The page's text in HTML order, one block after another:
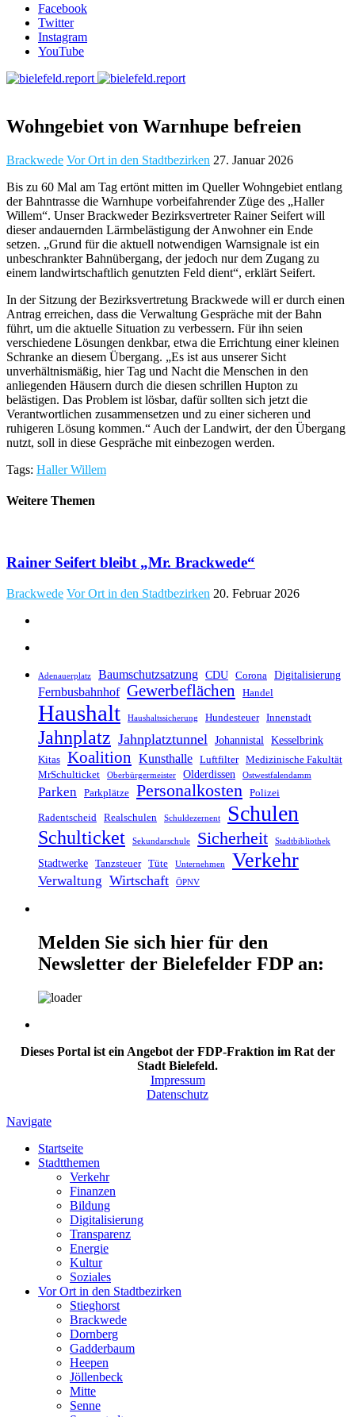
Facebook
Twitter
Instagram
YouTube
Wohngebiet von Warnhupe befreien
Brackwede Vor Ort in den Stadtbezirken 27. Januar 2026
Bis zu 60 Mal am Tag ertönt mitten im Queller Wohngebiet entlang
der Bahntrasse die Warnhupe vorbeifahrender Züge des „Haller
Willem“. Unser Brackweder Bezirksvertreter Rainer Seifert will
dieser andauernden Lärmbelästigung der Anwohner ein Ende
setzen. „Grund für die aktuell notwendigen Warnsignale ist ein
unbeschrankter Bahnübergang, der jedoch nur dem Zugang zu
einem landwirtschaftlich genutzten Feld dient“, erklärt Seifert.
In der Sitzung der Bezirksvertretung Brackwede will er durch einen
Antrag erreichen, dass die Verwaltung Gespräche mit der Bahn
führt, um die aktuelle Situation zu verbessern. Für ihn seien
verschiedene Lösungen denkbar, etwa die Errichtung einer kleinen
Schranke an diesem Übergang. „Es ist aus unserer Sicht
unverhältnismäßig, hier Tag und Nacht die Menschen in den
anliegenden Häusern durch die diesen schrillen Hupton zu
belästigen. Das Problem ist lösbar, dafür sollten sich jetzt die
Verantwortlichen zusammensetzen und zu einer sicheren und
ruhigeren Lösung kommen.“ Auch der Landwirt, der den Übergang
nutzt, soll in diese Gespräche mit einbezogen werden.
Tags: Haller Willem
Weitere Themen
Rainer Seifert bleibt „Mr. Brackwede“
Brackwede Vor Ort in den Stadtbezirken 20. Februar 2026
Adenauerplatz Baumschutzsatzung CDU Corona Digitalisierung
Fernbusbahnhof Gewerbeflächen Handel
Haushalt Haushaltssicherung Hundesteuer Innenstadt
Jahnplatz Jahnplatztunnel Johannistal Kesselbrink
Kitas Koalition Kunsthalle Luftfilter
Medizinische Fakultät
MrSchulticket
Oberbürgermeister Olderdissen Ostwestfalendamm
Parken Parkplätze Personalkosten Polizei
Radentscheid Realschulen Schuldezernent Schulen
Schulticket Sekundarschule Sicherheit Stadtbibliothek
Stadtwerke Tanzsteuer Tüte Unternehmen Verkehr
Verwaltung Wirtschaft ÖPNV
Melden Sie sich hier für den
Newsletter der Bielefelder FDP an:
Dieses Portal ist ein Angebot der FDP-Fraktion im Rat der
Stadt Bielefeld.
Impressum
Datenschutz
Navigate
Startseite
Stadtthemen
Verkehr
Finanzen
Bildung
Digitalisierung
Transparenz
Energie
Kultur
Soziales
Vor Ort in den Stadtbezirken
Stieghorst
Brackwede
Dornberg
Gadderbaum
Heepen
Jöllenbeck
Mitte
Senne